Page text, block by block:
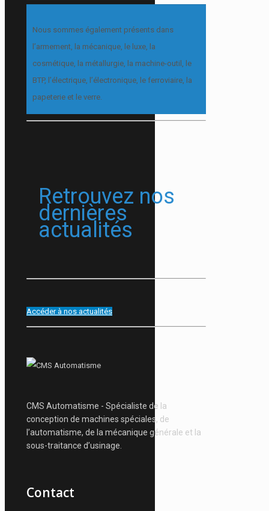
Nous sommes également présents dans
l’armement, la mécanique, le luxe, la
cosmétique, la métallurgie, la machine-outil, le
BTP, l’électrique, l’électronique, le ferroviaire, la
papeterie et le verre.
Retrouvez nos
dernières
actualités
Accéder à nos actualités
CMS Automatisme - Spécialiste de la
conception de machines spéciales, de
l’automatisme, de la mécanique générale et la
sous-traitance d’usinage.
Contact